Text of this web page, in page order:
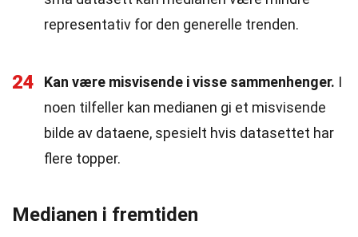
representativ for den generelle trenden.
24 Kan være misvisende i visse sammenhenger. I
noen tilfeller kan medianen gi et misvisende
bilde av dataene, spesielt hvis datasettet har
flere topper.
Medianen i fremtiden